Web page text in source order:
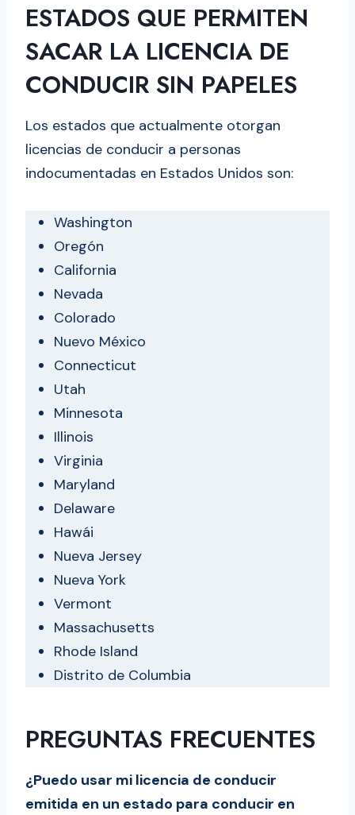
ESTADOS QUE PERMITEN
SACAR LA LICENCIA DE
CONDUCIR SIN PAPELES
Los estados que actualmente otorgan
licencias de conducir a personas
indocumentadas en Estados Unidos son:
Washington
Oregón
California
Nevada
Colorado
Nuevo México
Connecticut
Utah
Minnesota
Illinois
Virginia
Maryland
Delaware
Hawái
Nueva Jersey
Nueva York
Vermont
Massachusetts
Rhode Island
Distrito de Columbia
PREGUNTAS FRECUENTES
¿Puedo usar mi licencia de conducir
emitida en un estado para conducir en